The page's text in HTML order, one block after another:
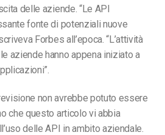
delle aziende. “Le API
fonte di potenziali nuove
Forbes all’epoca. “L’attività
aziende hanno appena iniziato a
non avrebbe potuto essere
che questo articolo vi abbia
delle API in ambito aziendale.